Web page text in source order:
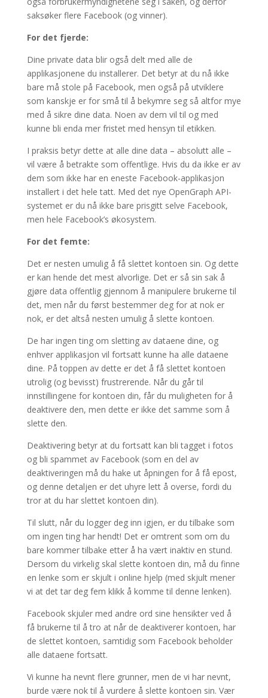
saksøker flere Facebook (og vinner).
For det fjerde:
Dine private data blir også delt med alle de
applikasjonene du installerer. Det betyr at du nå ikke
bare må stole på Facebook, men også på utviklere
som kanskje er for små til å bekymre seg så altfor mye
med å sikre dine data. Noen av dem vil til og med
kunne bli enda mer fristet med hensyn til etikken.
I praksis betyr dette at alle dine data – absolutt alle –
vil være å betrakte som offentlige. Hvis du da ikke er av
dem som ikke har en eneste Facebook-applikasjon
installert i det hele tatt. Med det nye OpenGraph API-
systemet er du nå ikke bare prisgitt selve Facebook,
men hele Facebook’s økosystem.
For det femte:
Det er nesten umulig å få slettet kontoen sin. Og dette
er kan hende det mest alvorlige. Det er så sin sak å
gjøre data offentlig gjennom å manipulere brukerne til
det, men når du først bestemmer deg for at nok er
nok, er det altså nesten umulig å slette kontoen.
De har ingen ting om sletting av dataene dine, og
enhver applikasjon vil fortsatt kunne ha alle dataene
dine. På toppen av dette er det å få slettet kontoen
utrolig (og bevisst) frustrerende. Når du går til
innstillingene for kontoen din, får du muligheten for å
deaktivere den, men dette er ikke det samme som å
slette den.
Deaktivering betyr at du fortsatt kan bli tagget i fotos
og bli spammet av Facebook (som en del av
deaktiveringen må du hake ut åpningen for å få epost,
og denne detaljen er det uhyre lett å overse, fordi du
tror at du har slettet kontoen din).
Til slutt, når du logger deg inn igjen, er du tilbake som
om ingen ting har hendt! Det er omtrent som om du
bare kommer tilbake etter å ha vært inaktiv en stund.
Dersom du virkelig skal slette kontoen din, må du finne
en lenke som er skjult i online hjelp (med skjult mener
vi at det tar deg fem klikk å komme til denne lenken).
Facebook skjuler med andre ord sine hensikter ved å
få brukerne til å tro at når de deaktiverer kontoen, har
de slettet kontoen, samtidig som Facebook beholder
alle dataene fortsatt.
Vi kunne ha nevnt flere grunner, men de vi har nevnt,
burde være nok til å vurdere å slette kontoen sin. Vær